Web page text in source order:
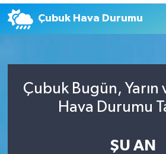
Çubuk Hava Durumu
Çubuk Bugün, Yarın
Hava Durumu
ŞU AN
Asayiş Yaşam
Eğitim